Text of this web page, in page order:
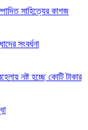
সাহিত্যের কাগজ
সংবর্ধনা
নষ্ট হচ্ছে কোটি টাকার